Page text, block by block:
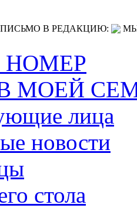
ПИСЬМО В РЕДАКЦИЮ:
МОЕЙ
лица
новости
стола